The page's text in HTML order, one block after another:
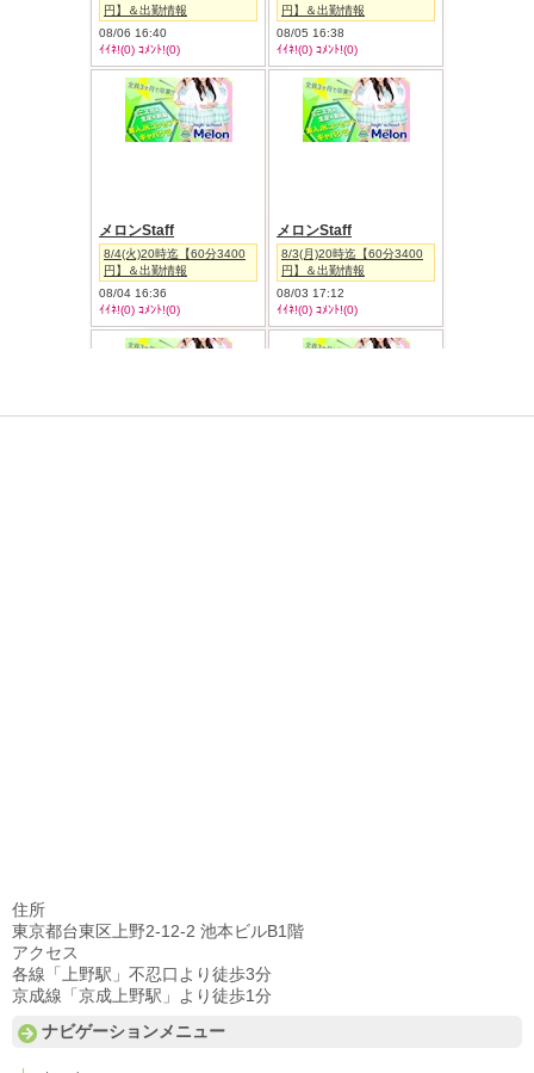
住所
東京都台東区上野2-12-2 池本ビルB1階
アクセス
各線「上野駅」不忍口より徒歩3分
京成線「京成上野駅」より徒歩1分
ナビゲーションメニュー